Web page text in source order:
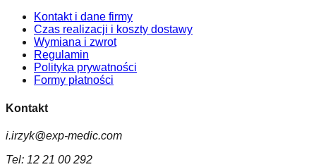
Kontakt i dane firmy
Czas realizacji i koszty dostawy
Wymiana i zwrot
Regulamin
Polityka prywatności
Formy płatności
Kontakt
i.irzyk@exp-medic.com
Tel: 12 21 00 292